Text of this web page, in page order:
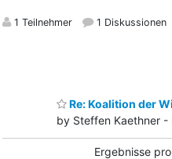
1 Teilnehmer 1 Diskussionen
Re: Koalition der
by Steffen Kaethner -
Ergebnisse